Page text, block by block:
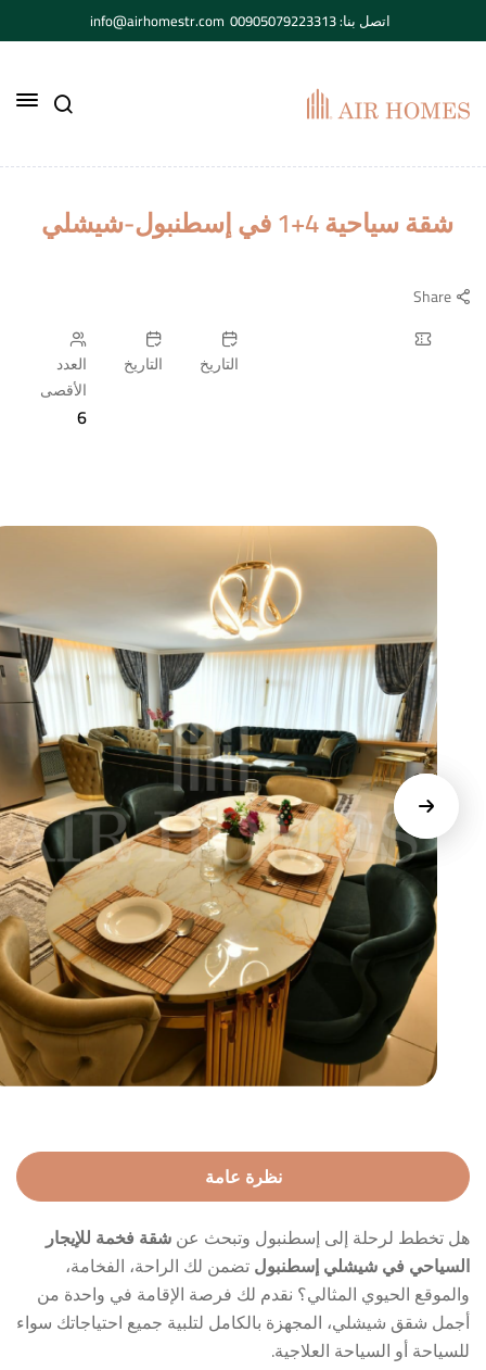
اتصل بنا: 00905079223313 info@airhomestr.com
شقة سياحية 4+1 في إسطنبول-شيشلي
Share
التاريخ التاريخ
العدد
الأقصى
6
نظرة عامة
هل تخطط لرحلة إلى إسطنبول وتبحث عنشقة فخمة للإيجار
السياحي في شيشلي إسطنبولتضمن لك الراحة، الفخامة،
والموقع الحيوي المثالي؟ نقدم لك فرصة الإقامة في واحدة من
أجمل شقق شيشلي، المجهزة بالكامل لتلبية جميع احتياجاتك سواء
للسياحة أو السياحة العلاجية.